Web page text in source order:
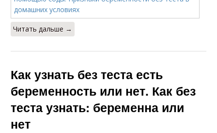
Читать дальше →
Как узнать без теста есть
беременность или нет. Как без
теста узнать: беременна или
нет